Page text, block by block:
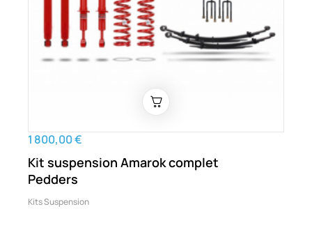
1 800,00 €
Kit suspension Amarok complet
Pedders
Kits Suspension